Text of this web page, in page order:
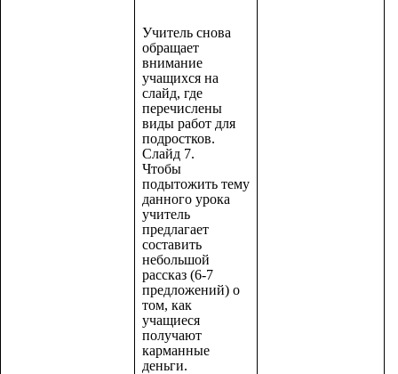
Учитель снова
обращает
внимание
учащихся на
слайд, где
перечислены
виды работ для
подростков.
Слайд 7.
Чтобы
подытожить тему
данного урока
учитель
предлагает
составить
небольшой
рассказ (6-7
предложений) о
том, как
учащиеся
получают
карманные
деньги.